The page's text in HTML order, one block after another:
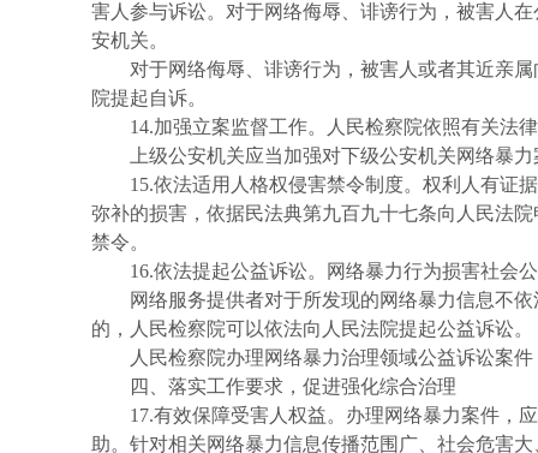
害人参与诉讼。对于网络侮辱、诽谤行为，被害人
安机关。
对于网络侮辱、诽谤行为，被害人或者其近亲
院提起自诉。
14.加强立案监督工作。人民检察院依照有关法
上级公安机关应当加强对下级公安机关网络暴
15.依法适用人格权侵害禁令制度。权利人有证
弥补的损害，依据民法典第九百九十七条向人民法
禁令。
16.依法提起公益诉讼。网络暴力行为损害社会
网络服务提供者对于所发现的网络暴力信息不
的，人民检察院可以依法向人民法院提起公益诉讼。
人民检察院办理网络暴力治理领域公益诉讼案
四、落实工作要求，促进强化综合治理
17.有效保障受害人权益。办理网络暴力案件，
助。针对相关网络暴力信息传播范围广、社会危害